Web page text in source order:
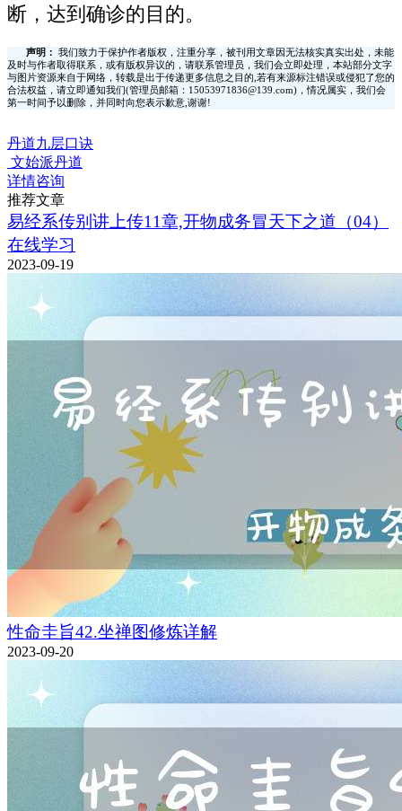
断，达到确诊的目的。
声明：
我们致力于保护作者版权，注重分享，被刊用文章因无法核实真实出处，未能
及时与作者取得联系，或有版权异议的，请联系管理员，我们会立即处理，本站部分文字
与图片资源来自于网络，转载是出于传递更多信息之目的,若有来源标注错误或侵犯了您的
合法权益，请立即通知我们(管理员邮箱：15053971836@139.com)，情况属实，我们会
第一时间予以删除，并同时向您表示歉意,谢谢!
丹道九层口诀
文始派丹道
详情咨询
推荐文章
易经系传别讲上传11章,开物成务冒天下之道（04）
在线学习
2023-09-19
性命圭旨42.坐禅图修炼详解
2023-09-20